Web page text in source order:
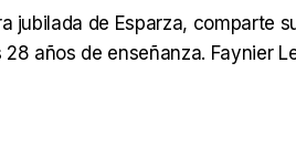
jubilada de Esparza, comparte
años de enseñanza. Faynier